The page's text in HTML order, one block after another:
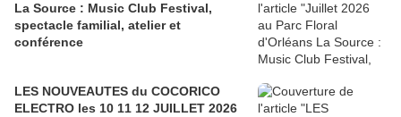
La Source : Music Club Festival,
spectacle familial, atelier et
conférence
LES NOUVEAUTES du COCORICO
ELECTRO les 10 11 12 JUILLET 2026